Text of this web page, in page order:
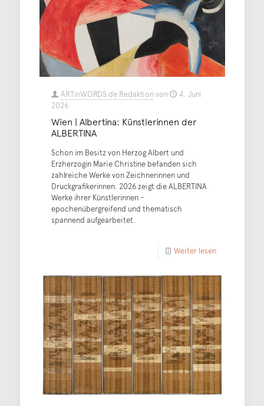
ARTinWORDS.de Redaktionvon
4. Juni
2026
Wien | Albertina: Künstlerinnen der
ALBERTINA
Schon im Besitz von Herzog Albert und
Erzherzogin Marie Christine befanden sich
zahlreiche Werke von Zeichnerinnen und
Druckgrafikerinnen. 2026 zeigt die ALBERTINA
Werke ihrer Künstlerinnen -
epochenübergreifend und thematisch
spannend aufgearbeitet.
Weiter lesen